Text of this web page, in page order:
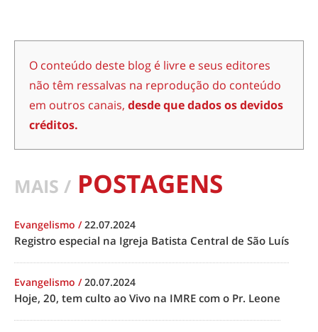
O conteúdo deste blog é livre e seus editores
não têm ressalvas na reprodução do conteúdo
em outros canais, desde que dados os devidos
créditos.
MAIS / POSTAGENS
Evangelismo /22.07.2024
Registro especial na Igreja Batista Central de São Luís
Evangelismo /20.07.2024
Hoje, 20, tem culto ao Vivo na IMRE com o Pr. Leone